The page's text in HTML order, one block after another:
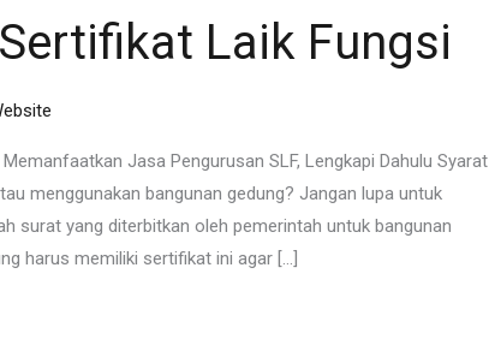
Laik Fungsi
Jasa Pengurusan SLF, Lengkapi Dahulu Syarat
menggunakan bangunan gedung? Jangan lupa untuk
surat yang diterbitkan oleh pemerintah untuk bangunan
harus memiliki sertifikat ini agar […]